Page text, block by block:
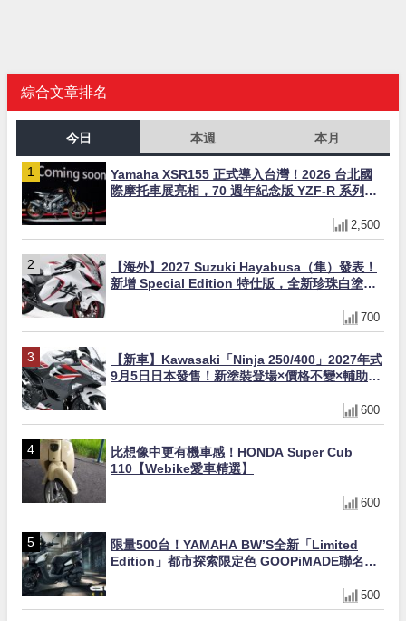
綜合文章排名
今日 本週 本月
Yamaha XSR155 正式導入台灣！2026 台北國
際摩托車展亮相，70 週年紀念版 YZF-R 系列限
2,500
【海外】2027 Suzuki Hayabusa（隼）發表！
新增 Special Edition 特仕版，全新珍珠白塗裝
700
【新車】Kawasaki「Ninja 250/400」2027年式
9月5日日本發售！新塗裝登場×價格不變×輔助滑
600
比想像中更有機車感！HONDA Super Cub
110【Webike愛車精選】
600
限量500台！YAMAHA BW’S全新「Limited
Edition」都市探索限定色 GOOPiMADE聯名包
500